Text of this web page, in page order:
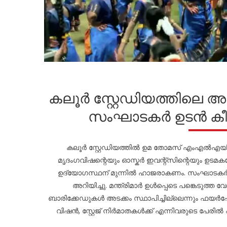
കലൂർ സ്റ്റേഡിയത്തിലെ
സംഘാടകർ ഉടൻ
കലൂർ സ്റ്റേഡിയത്തിൽ ഉമ തോമസ്
മൃദംഗവിഷന്റെയും ഓസ്കർ ഇവന്റ്സിന്റെയും
ഉദ്യോഗസ്ഥന് മുന്നിൽ ഹാജരാകണം.
അറിയിച്ചു. മന്ത്രിമാർ ഉൾപ്പെടെ
ബാരിക്കേഡുകൾ അടക്കം സ്ഥാപിച്ചില്ലെന്നും
വിഷൻ, സ്റ്റേജ് നിർമാതകൾക്ക് എന്നിവരുടെ